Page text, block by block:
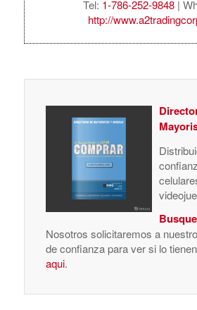
Tel: 1-786-252-9848|
http://
Nosotros solicitaremos a
de confianza para ver si lo
aqui.